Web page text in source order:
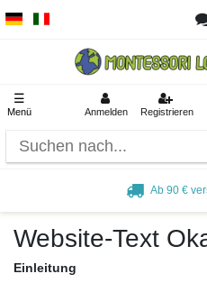
☰
Menü Anmelden Registrieren
Ab 90 €
Website-Text
Einleitung